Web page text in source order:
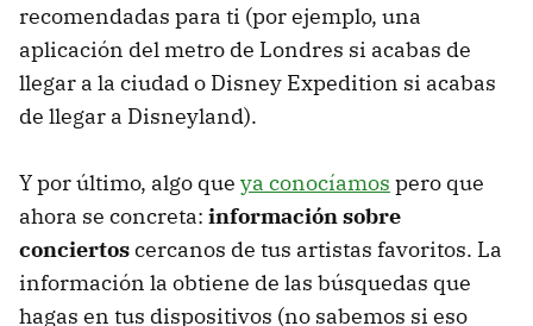
recomendadas para ti (por ejemplo, una
aplicación del metro de Londres si acabas de
llegar a la ciudad o Disney Expedition si acabas
de llegar a Disneyland).
Y por último, algo que ya conocíamos pero que
ahora se concreta: información sobre
conciertoscercanos de tus artistas favoritos. La
información la obtiene de las búsquedas que
hagas en tus dispositivos (no sabemos si eso